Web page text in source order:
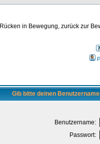
Rücken in Bewegung, zurück zur
Gib bitte deinen
Benutzername:
Passwort: